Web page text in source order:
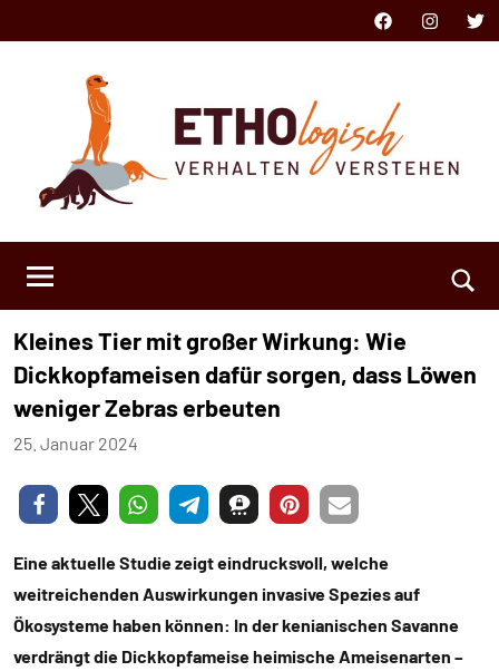
Inhalt
FacebookInstagram
Kleines Tier mit großer Wirkung: Wie
Dickkopfameisen dafür sorgen, dass Löwen
weniger Zebras erbeuten
25. Januar 2024
Niklas
Kästner
Keine
Kommentare
Eine aktuelle Studie zeigt eindrucksvoll, welche
weitreichenden Auswirkungen invasive Spezies auf
Ökosysteme haben können: In der kenianischen Savanne
verdrängt die Dickkopfameise heimische Ameisenarten –